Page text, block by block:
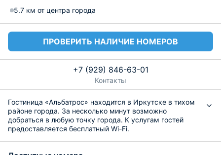
5.7 км от центра города
ПРОВЕРИТЬ НАЛИЧИЕ НОМЕРОВ
+7 (929) 846-63-01
Контакты
Гостиница «Альбатрос» находится в Иркутске в тихом
районе города. За несколько минут возможно
добраться в любую точку города. К услугам гостей
предоставляется бесплатный Wi-Fi.